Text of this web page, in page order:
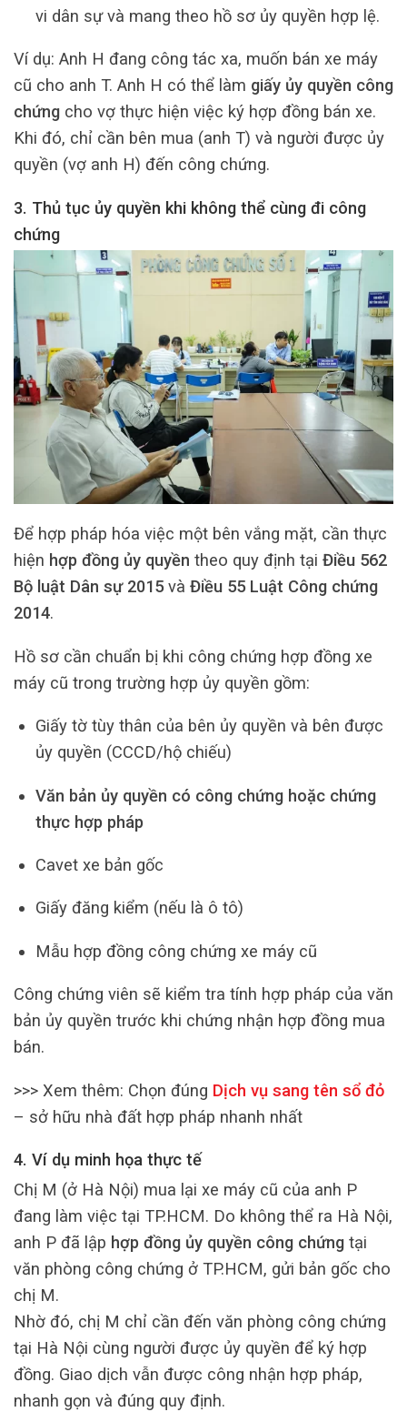
vi dân sự và mang theo hồ sơ ủy quyền hợp lệ.
Ví dụ: Anh H đang công tác xa, muốn bán xe máy
cũ cho anh T. Anh H có thể làm giấy ủy quyền công
chứng cho vợ thực hiện việc ký hợp đồng bán xe.
Khi đó, chỉ cần bên mua (anh T) và người được ủy
quyền (vợ anh H) đến công chứng.
3. Thủ tục ủy quyền khi không thể cùng đi công
chứng
Để hợp pháp hóa việc một bên vắng mặt, cần thực
hiện hợp đồng ủy quyền theo quy định tại Điều 562
Bộ luật Dân sự 2015và Điều 55 Luật Công chứng
2014.
Hồ sơ cần chuẩn bị khi công chứng hợp đồng xe
máy cũ trong trường hợp ủy quyền gồm:
Giấy tờ tùy thân của bên ủy quyền và bên được
ủy quyền (CCCD/hộ chiếu)
Văn bản ủy quyền có công chứng hoặc chứng
thực hợp pháp
Cavet xe bản gốc
Giấy đăng kiểm (nếu là ô tô)
Mẫu hợp đồng công chứng xe máy cũ
Công chứng viên sẽ kiểm tra tính hợp pháp của văn
bản ủy quyền trước khi chứng nhận hợp đồng mua
bán.
>>> Xem thêm: Chọn đúng Dịch vụ sang tên sổ đỏ
– sở hữu nhà đất hợp pháp nhanh nhất
4. Ví dụ minh họa thực tế
Chị M (ở Hà Nội) mua lại xe máy cũ của anh P
đang làm việc tại TP.HCM. Do không thể ra Hà Nội,
anh P đã lập hợp đồng ủy quyền công chứng tại
văn phòng công chứng ở TP.HCM, gửi bản gốc cho
chị M.
Nhờ đó, chị M chỉ cần đến văn phòng công chứng
tại Hà Nội cùng người được ủy quyền để ký hợp
đồng. Giao dịch vẫn được công nhận hợp pháp,
nhanh gọn và đúng quy định.